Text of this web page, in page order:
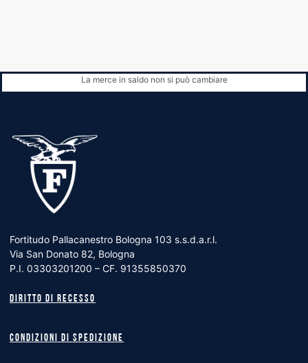
La merce in saldo non si può cambiare
Fortitudo Pallacanestro Bologna 103 s.s.d.a.r.l.
Via San Donato 82, Bologna
P.I. 03303201200 – CF. 91355850370
Diritto di recesso
Condizioni di spedizione